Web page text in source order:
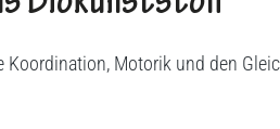
Motorik und den